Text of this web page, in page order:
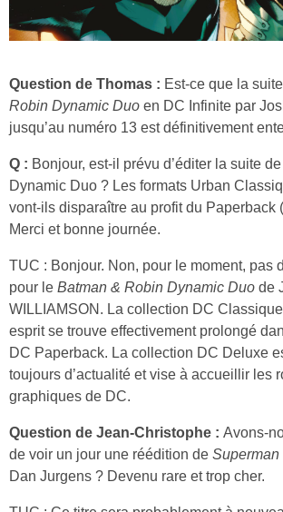
Question de Thomas : Est-ce que la
Robin Dynamic Duo en DC Infinite par
jusqu’au numéro 13 est définitivement
Q : Bonjour, est-il prévu d’éditer la suite
Dynamic Duo ? Les formats Urban
vont-ils disparaître au profit du Paperback
Merci et bonne journée.
TUC : Bonjour. Non, pour le moment, pas
pour le Batman & Robin Dynamic Duo de
WILLIAMSON. La collection DC
esprit se trouve effectivement prolongé
DC Paperback. La collection DC Deluxe
toujours d’actualité et vise à accueillir les
graphiques de DC.
Question de Jean-Christophe : Avons-
de voir un jour une réédition de Superman
Dan Jurgens ? Devenu rare et trop cher.